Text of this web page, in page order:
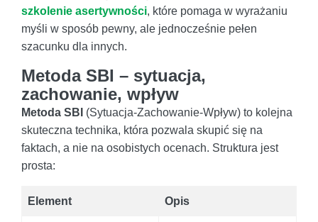
szkolenie asertywności, które pomaga w wyrażaniu
myśli w sposób pewny, ale jednocześnie pełen
szacunku dla innych.
Metoda SBI – sytuacja,
zachowanie, wpływ
Metoda SBI (Sytuacja-Zachowanie-Wpływ) to kolejna
skuteczna technika, która pozwala skupić się na
faktach, a nie na osobistych ocenach. Struktura jest
prosta:
Element Opis